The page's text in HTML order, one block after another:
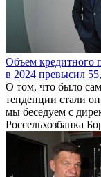
Объем кредитного
в 2024 превысил
О том, что было
тенденции стали
мы беседуем с
Россельхозбанка